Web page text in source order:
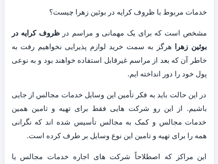
خدمات مربوط با ظروف کرایه در بوئین زهرا چیست؟
مشخص است که برای یک مهمانی و مراسم درظروف کرایه در
بوئین زهرا هرگز به سمت خرید لوازم پذیرایی نخواهیم رفت به
خاطر آن که بعد از مراسم غیرقابل استفاده خواهند بود و به نوعی
پول خود را دور انداخته ایم.
در این حالت باید به فکر تأمین این وسایل خدمات مجالس از جایی
باشیم. از این رو شرکت هایی فقط برای تهیه و تامین همین
خدمات مجالس و کمک به مجالس تأسیس شده اند که نگرانی
همه را برای تهیه و تامین این نوع وسایل بر طرف کرده است.
این مراکز که اصطلاحاً شرکت های اجاره خدمات مجالس یا